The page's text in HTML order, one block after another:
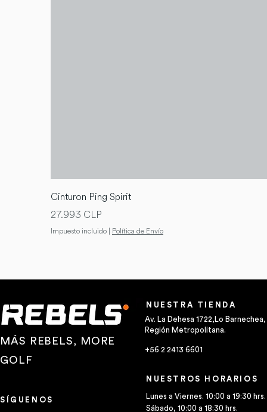
Cinturon Ping Spirit
Precio
27.993 CLP
Impuesto incluido | Política de Envío
MÁS REBELS, MORE
GOLF
SÍGUENOS
NUESTRA TIENDA
Av. La Dehesa 1722,Lo Barnechea,
Región Metropolitana.
+56 2 2413 6601
NUESTROS HORARIOS
Lunes a Viernes. 10:00 a 19:30 hrs.
Sábado, 10:00 a 18:30 hrs.